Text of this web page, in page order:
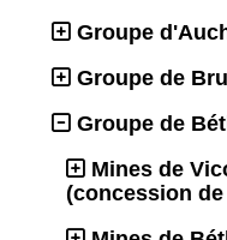
Groupe
Groupe de
Groupe de
Mines de
(concession de